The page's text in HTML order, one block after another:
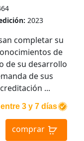
2023
3 y 7 días
comprar
completar su
de
de su desarrollo
de sus
...